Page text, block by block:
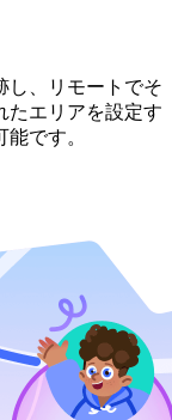
し、リモートでそ
たエリアを設定す
です。